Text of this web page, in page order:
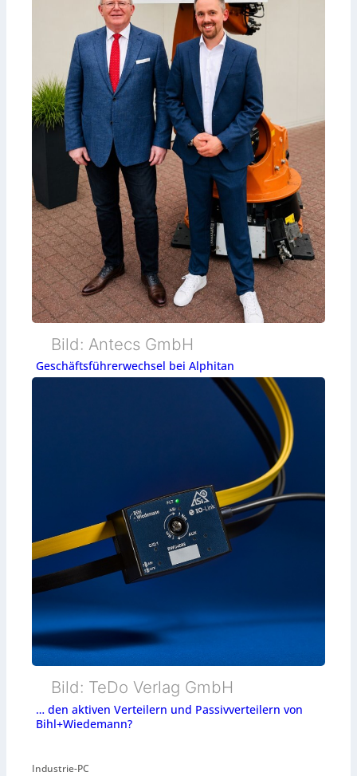
Bild: Antecs GmbH
Geschäftsführerwechsel bei Alphitan
Bild: TeDo Verlag GmbH
… den aktiven Verteilern und Passivverteilern von
Bihl+Wiedemann?
Industrie-PC